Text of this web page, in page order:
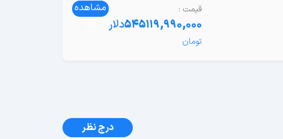
119,990,000
545دلار
مشاهده
درج نظر